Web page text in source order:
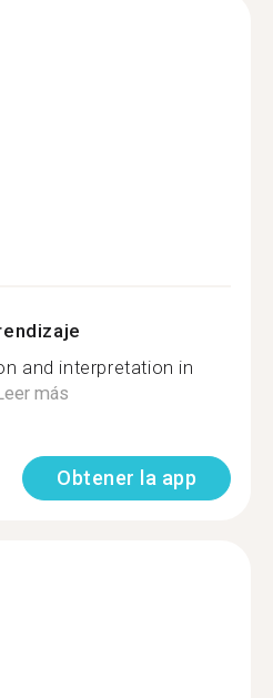
and interpretation in
más
Obtener la app